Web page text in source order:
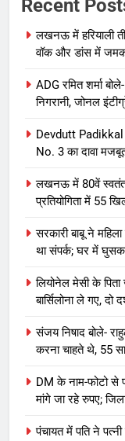
Recent
लखनऊ में हरियाली
वॉक और डांस में
ADG रमित शर्मा
निगरानी, जोनल
Devdutt
No. 3 का दावा
लखनऊ में 80वें
प्रतियोगिता में 55
सरकारी बाबू ने
था संपर्क; घर में
लियोनेल मेसी के
बार्सिलोना ले गए,
संजय निषाद बोले-
करना चाहते थे, 55
DM के नाम-फोटो से
मांगे जा रहे रुपए;
पंचायत में पति ने